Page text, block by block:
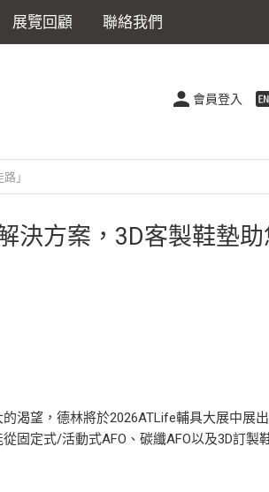
展覽回顧 聯絡我們
會員登入
」
決方案，3D客製鞋墊
渴望，德林將於2026ATLife輔具大展中展
固定式/活動式AFO、碳纖AFO以及3D訂製